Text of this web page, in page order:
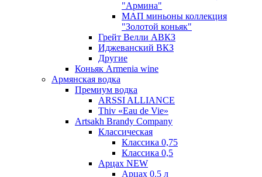
"Армина"
МАП миньоны коллекция
"Золотой коньяк"
Грейт Велли АВКЗ
Иджеванский ВКЗ
Другие
Коньяк Armenia wine
Армянская водка
Премиум водка
ARSSI ALLIANCE
Thiv «Eau de Vie»
Artsakh Brandy Company
Классическая
Классика 0,75
Классика 0,5
Арцах NEW
Арцах 0.5 л